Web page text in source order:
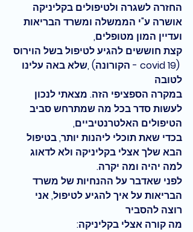
החזרה לשגרה ולטיפולים בקליניקה
אושרה ע"י הממשלה ומשרד הבריאות
ועדיין המון מטופלים,
קצת חוששים להגיע לטיפול בשל הוירוס
(covid 19 - הקורונה) ,שלא באה עלינו
לטובה
במקרה הספציפי הזה. מצאתי לנכון
לעשות סדר בכל מה שמתרחש סביב
הטיפולים האלטרנטיביים,
בכדי שאת תוכלי ליהנות יותר, בטיפול
הבא שלך אצלי בקליניקה ולא לדאוג
למה יהיה ומה יקרה.
לפני שאדבר על ההנחיות של משרד
הבריאות על איך להגיע לטיפול, אני
רוצה להסביר
מה קורה אצלי בקליניקה: